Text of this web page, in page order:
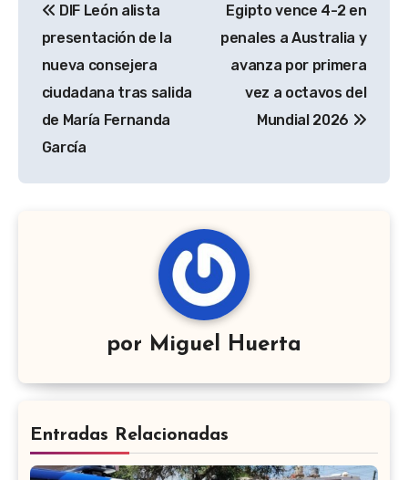
de
entradas
DIF León alista
presentación de la
nueva consejera
ciudadana tras salida
de María Fernanda
García
Egipto vence 4-2 en
penales a Australia y
avanza por primera
vez a octavos del
Mundial 2026
por Miguel Huerta
Entradas Relacionadas